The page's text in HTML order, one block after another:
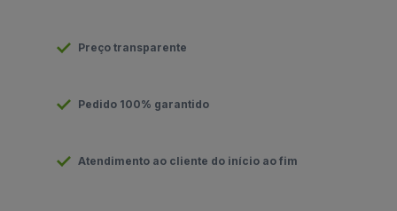
Preço transparente
Pedido 100% garantido
Atendimento ao cliente do início ao fim